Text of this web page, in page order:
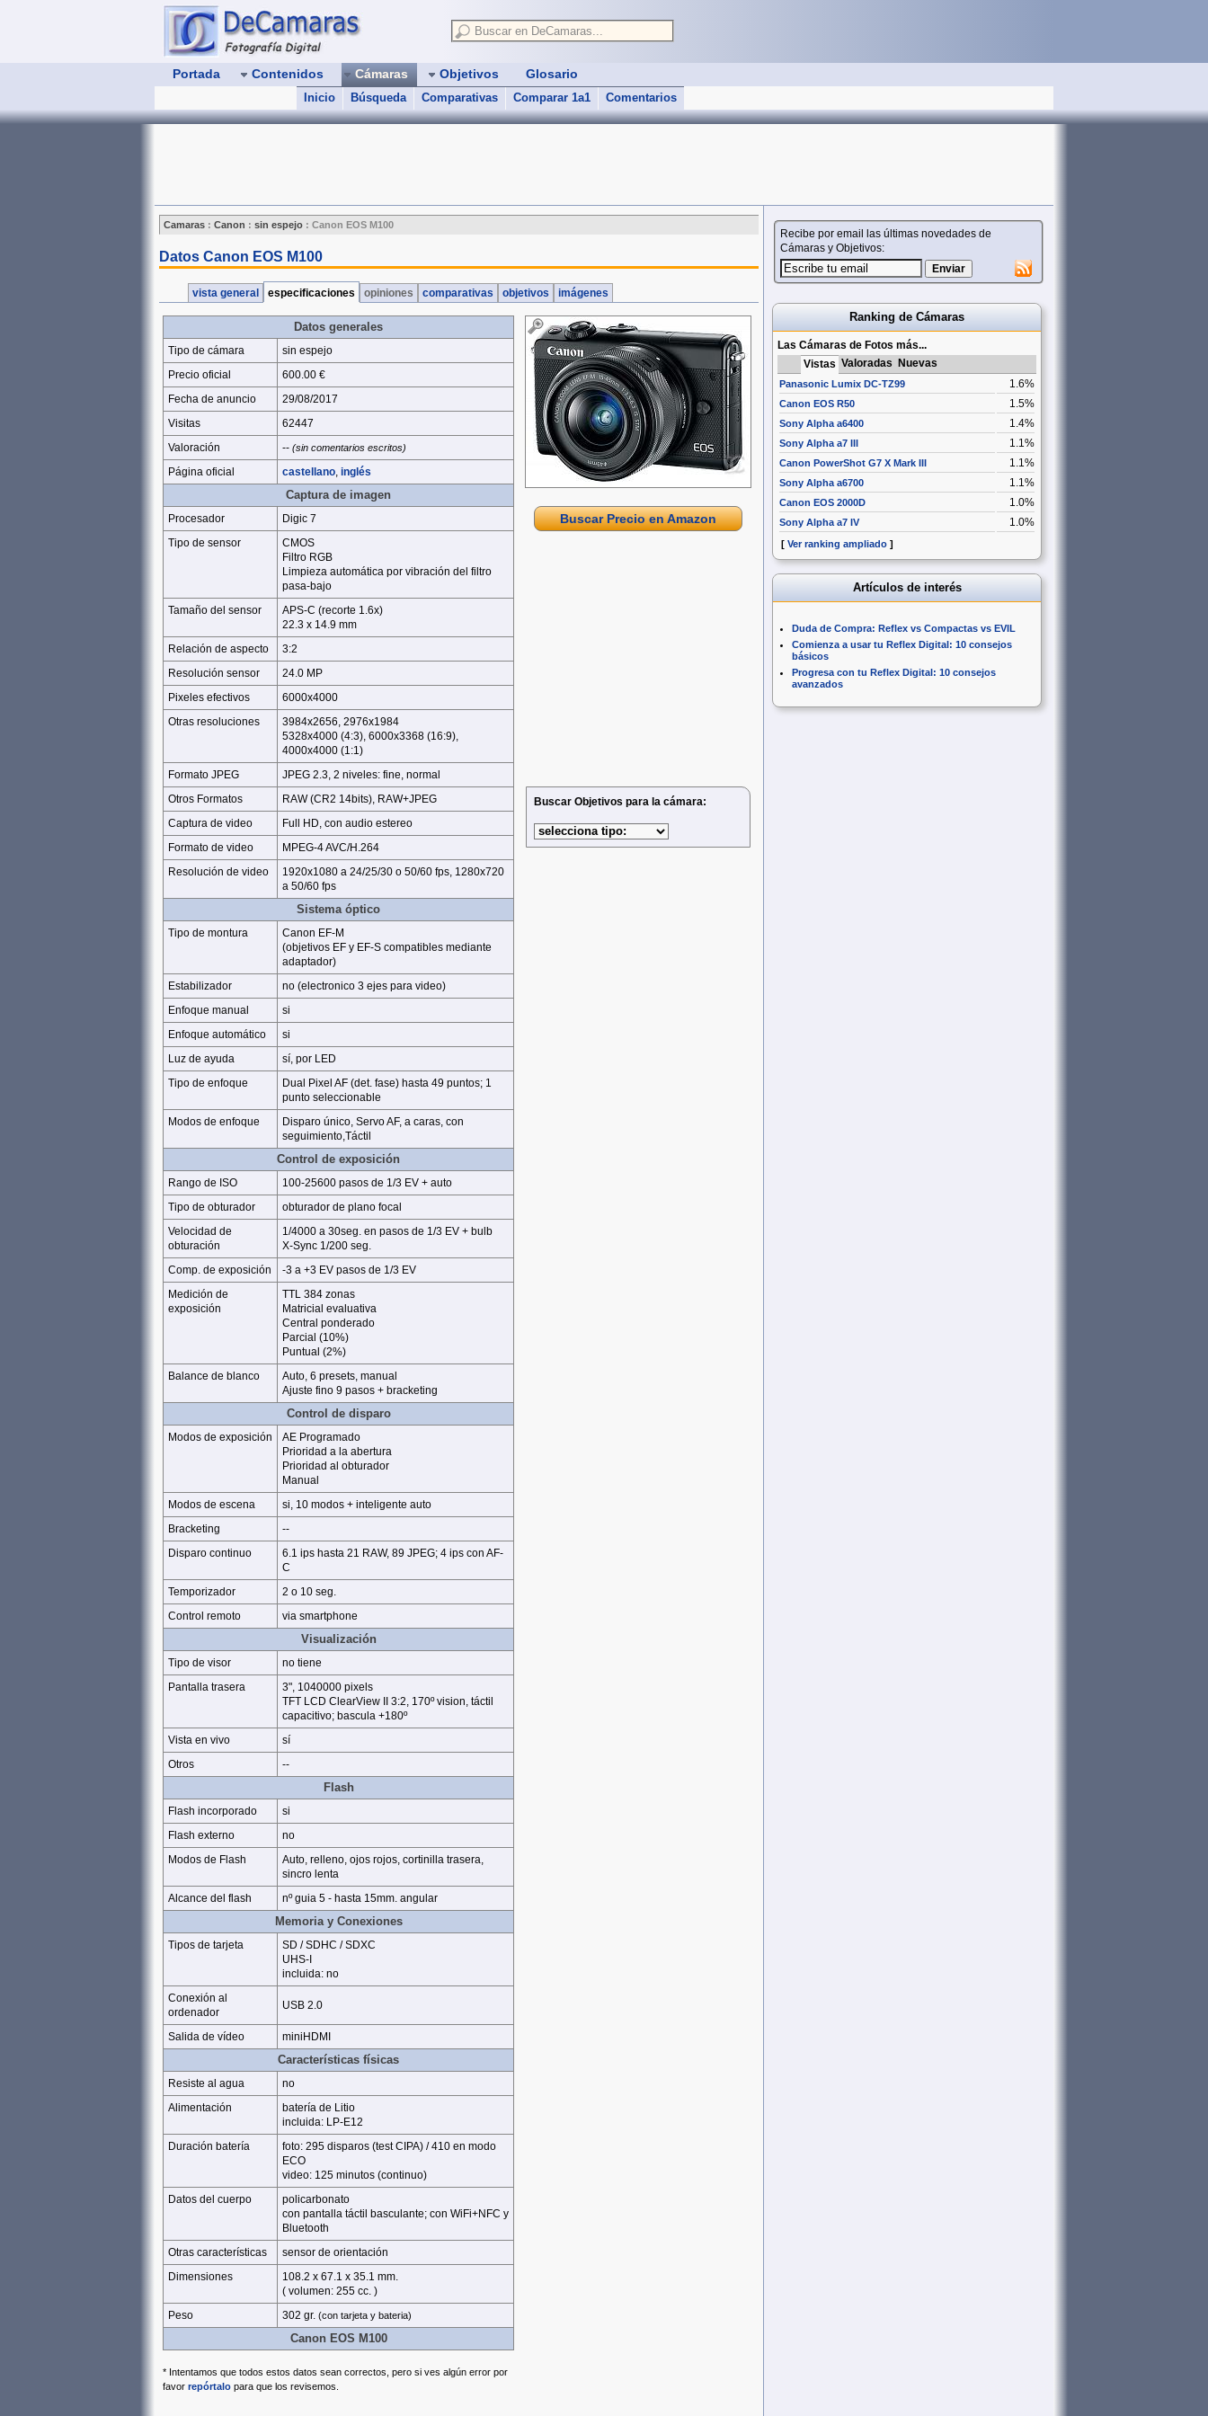
Portada Contenidos Cámaras
Inicio Búsqueda Comparativas Comparar 1a1 Comentarios
Objetivos Glosario
Camaras : Canon : sin espejo : Canon EOS M100
Datos Canon EOS M100
vista general especificaciones opiniones comparativas objetivos imágenes
Datos generales
Tipo de cámara
sin espejo
Precio oficial
600.00 €
Fecha de anuncio
29/08/2017
Visitas
62447
Valoración
-- (sin comentarios escritos)
Página oficial castellano, inglés
Captura de imagen
Procesador
Digic 7
Tipo de sensor
CMOS
Filtro RGB
Limpieza automática por vibración del filtro
pasa-bajo
Tamaño del sensor
APS-C (recorte 1.6x)
22.3 x 14.9 mm
Relación de aspecto
3:2
Resolución sensor
24.0 MP
Pixeles efectivos
6000x4000
Otras resoluciones
3984x2656, 2976x1984
5328x4000 (4:3), 6000x3368 (16:9),
4000x4000 (1:1)
Formato JPEG
JPEG 2.3, 2 niveles: fine, normal
Otros Formatos
RAW (CR2 14bits), RAW+JPEG
Captura de video
Full HD, con audio estereo
Formato de video
MPEG-4 AVC/H.264
Resolución de video
1920x1080 a 24/25/30 o 50/60 fps, 1280x720
a 50/60 fps
Sistema óptico
Tipo de montura
Canon EF-M
(objetivos EF y EF-S compatibles mediante
adaptador)
Estabilizador
no (electronico 3 ejes para video)
Enfoque manual
si
Enfoque automático
si
Luz de ayuda
sí, por LED
Tipo de enfoque
Dual Pixel AF (det. fase) hasta 49 puntos; 1
punto seleccionable
Modos de enfoque
Disparo único, Servo AF, a caras, con
seguimiento,Táctil
Control de exposición
Rango de ISO
100-25600 pasos de 1/3 EV + auto
Tipo de obturador
obturador de plano focal
Velocidad de
obturación
1/4000 a 30seg. en pasos de 1/3 EV + bulb
X-Sync 1/200 seg.
Comp. de exposición
-3 a +3 EV pasos de 1/3 EV
Medición de
exposición
TTL 384 zonas
Matricial evaluativa
Central ponderado
Parcial (10%)
Puntual (2%)
Balance de blanco
Auto, 6 presets, manual
Ajuste fino 9 pasos + bracketing
Control de disparo
Modos de exposición
AE Programado
Prioridad a la abertura
Prioridad al obturador
Manual
Modos de escena
si, 10 modos + inteligente auto
Bracketing
--
Disparo continuo
6.1 ips hasta 21 RAW, 89 JPEG; 4 ips con AF-
C
Temporizador
2 o 10 seg.
Control remoto
via smartphone
Visualización
Tipo de visor
no tiene
Pantalla trasera
3", 1040000 pixels
TFT LCD ClearView II 3:2, 170º vision, táctil
capacitivo; bascula +180º
Vista en vivo
sí
Otros
--
Flash
Flash incorporado
si
Flash externo
no
Modos de Flash
Auto, relleno, ojos rojos, cortinilla trasera,
sincro lenta
Alcance del flash
nº guia 5 - hasta 15mm. angular
Memoria y Conexiones
Tipos de tarjeta
SD / SDHC / SDXC
UHS-I
incluida: no
Conexión al
ordenador
USB 2.0
Salida de vídeo miniHDMI
Características físicas
Resiste al agua
no
Alimentación
batería de Litio
incluida: LP-E12
Duración batería
foto: 295 disparos (test CIPA) / 410 en modo
ECO
video: 125 minutos (continuo)
Datos del cuerpo
policarbonato
con pantalla táctil basculante; con WiFi+NFC y
Bluetooth
Otras características
sensor de orientación
Dimensiones
108.2 x 67.1 x 35.1 mm.
( volumen: 255 cc. )
Peso
302 gr. (con tarjeta y bateria)
Canon EOS M100
* Intentamos que todos estos datos sean correctos, pero si ves algún error por
favor repórtalo para que los revisemos.
Buscar Precio en Amazon
Buscar Objetivos para la cámara:
Recibe por email las últimas novedades de
Cámaras y Objetivos:
Ranking de Cámaras
Las Cámaras de Fotos más...
Vistas Valoradas Nuevas
Panasonic Lumix DC-TZ99 1.6%
Canon EOS R50 1.5%
Sony Alpha a6400 1.4%
Sony Alpha a7 III 1.1%
Canon PowerShot G7 X Mark III 1.1%
Sony Alpha a6700 1.1%
Canon EOS 2000D 1.0%
Sony Alpha a7 IV 1.0%
[ Ver ranking ampliado ]
Artículos de interés
Duda de Compra: Reflex vs Compactas vs EVIL
Comienza a usar tu Reflex Digital: 10 consejos
básicos
Progresa con tu Reflex Digital: 10 consejos
avanzados